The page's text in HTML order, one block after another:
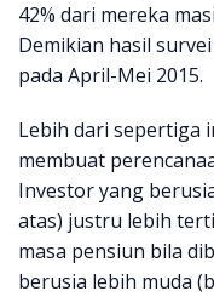
42% dari mereka
Demikian hasil
pada April-Mei 2015.
Lebih dari sepertiga
membuat
Investor yang
atas) justru lebih
masa pensiun bila
berusia lebih muda